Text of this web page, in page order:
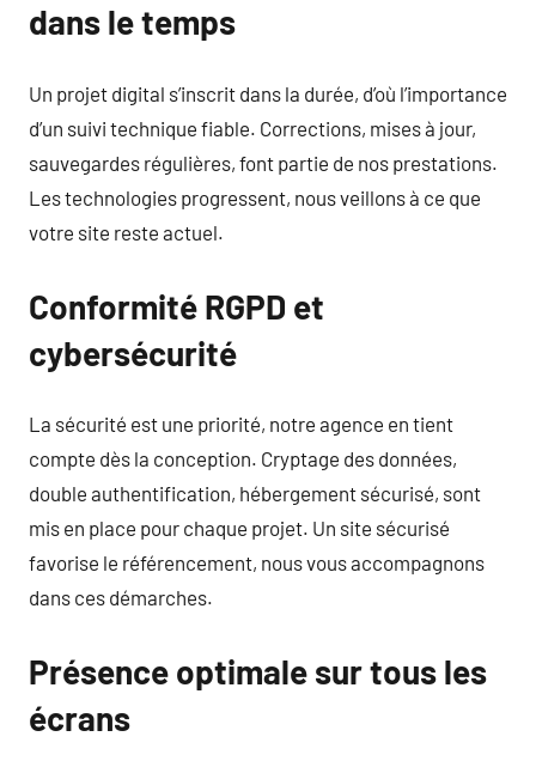
dans le temps
Un projet digital s’inscrit dans la durée, d’où l’importance
d’un suivi technique fiable. Corrections, mises à jour,
sauvegardes régulières, font partie de nos prestations.
Les technologies progressent, nous veillons à ce que
votre site reste actuel.
Conformité RGPD et
cybersécurité
La sécurité est une priorité, notre agence en tient
compte dès la conception. Cryptage des données,
double authentification, hébergement sécurisé, sont
mis en place pour chaque projet. Un site sécurisé
favorise le référencement, nous vous accompagnons
dans ces démarches.
Présence optimale sur tous les
écrans